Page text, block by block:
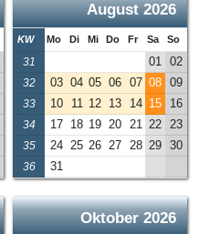
August 2026
KW Mo Di Mi Do Fr Sa So
31 01 02
32 03 04 05 06 07 08 09
33 10 11 12 13 14 15 16
34 17 18 19 20 21 22 23
35 24 25 26 27 28 29 30
36 31
Oktober 2026